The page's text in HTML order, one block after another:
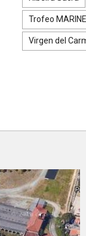
Trofeo
Virgen del